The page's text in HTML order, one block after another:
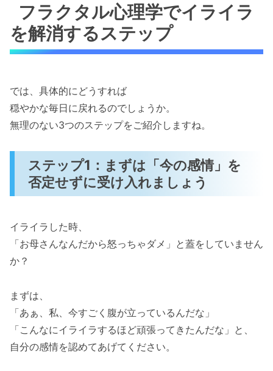
フラクタル心理学でイライラ
を解消するステップ
では、具体的にどうすれば
穏やかな毎日に戻れるのでしょうか。
無理のない3つのステップをご紹介しますね。
ステップ1：まずは「今の感情」を
否定せずに受け入れましょう
イライラした時、
「お母さんなんだから怒っちゃダメ」と蓋をしていません
か？
まずは、
「あぁ、私、今すごく腹が立っているんだな」
「こんなにイライラするほど頑張ってきたんだな」と、
自分の感情を認めてあげてください。